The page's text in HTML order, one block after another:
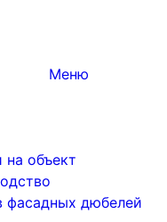
Меню
объект
фасадных дюбелей